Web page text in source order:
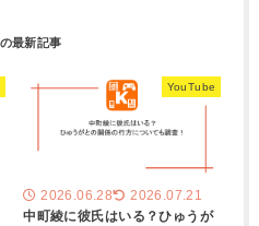
YouTube
2026.06.28 2026.07.21
中町綾に彼氏はいる？ひゅうが